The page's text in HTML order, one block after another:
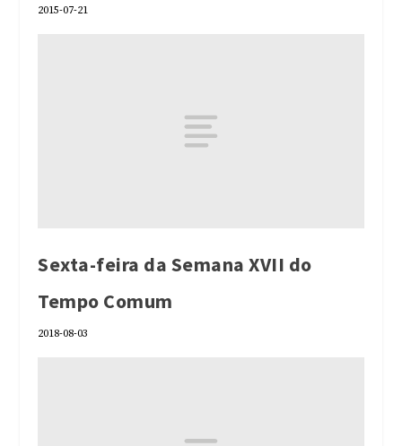
2015-07-21
Sexta-feira da Semana XVII do
Tempo Comum
2018-08-03